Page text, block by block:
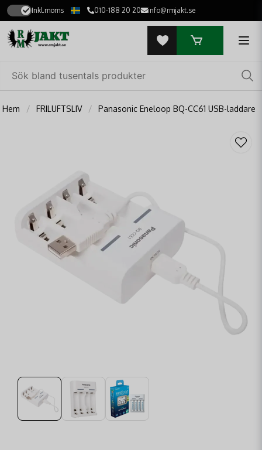
Inkl.moms 010-188 20 20 info@rmjakt.se
Hem FRILUFTSLIV Panasonic Eneloop BQ-CC61 USB-laddare